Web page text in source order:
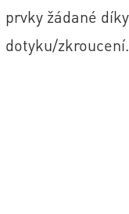
prvky žádané
dotyku/zkroucení.